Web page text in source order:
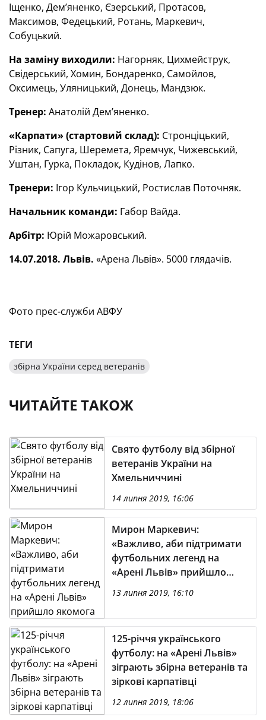
Іщенко, Дем’яненко, Єзерський, Протасов,
Максимов, Федецький, Ротань, Маркевич,
Собуцький.
На заміну виходили: Нагорняк, Цихмейструк,
Свідерський, Хомин, Бондаренко, Самойлов,
Оксимець, Уляницький, Донець, Мандзюк.
Тренер: Анатолій Дем’яненко.
«Карпати» (стартовий склад): Стронціцький,
Різник, Сапуга, Шеремета, Яремчук, Чижевський,
Уштан, Гурка, Покладок, Кудінов, Лапко.
Тренери: Ігор Кульчицький, Ростислав Поточняк.
Начальник команди: Габор Вайда.
Арбітр: Юрій Можаровський.
14.07.2018. Львів. «Арена Львів». 5000 глядачів.
Фото прес-служби АВФУ
ТЕГИ
збірна України серед ветеранів
ЧИТАЙТЕ ТАКОЖ
Свято футболу від збірної
ветеранів України на
Хмельниччині
14 липня 2019, 16:06
Мирон Маркевич:
«Важливо, аби підтримати
футбольних легенд на
«Арені Львів» прийшло
вболівальників»
13 липня 2019, 16:10
125-річчя українського
футболу: на «Арені Львів»
зіграють збірна ветеранів та
зіркові карпатівці
12 липня 2019, 18:06